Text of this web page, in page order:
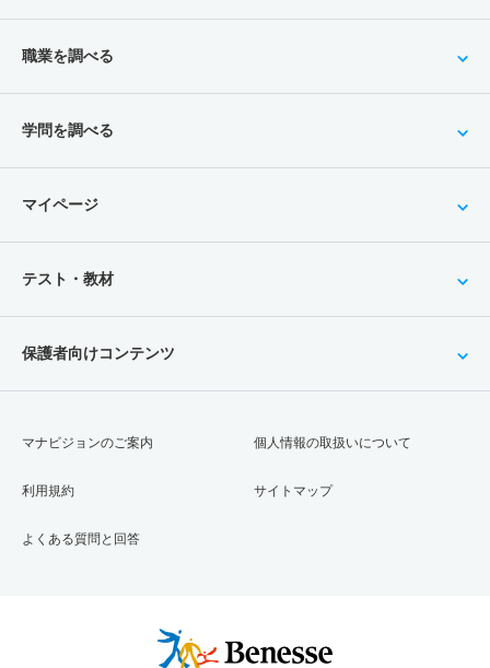
職業を調べる
学問を調べる
マイページ
テスト・教材
保護者向けコンテンツ
マナビジョンのご案内
利用規約
よくある質問と回答
個人情報の取扱いについて
サイトマップ